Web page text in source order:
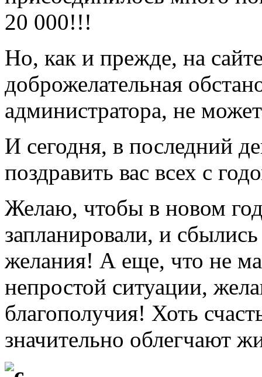
20 000!!!
Но, как и прежде, на
доброжелательная
администратора, не
И сегодня, в последний
поздравить вас всех с
Желаю, чтобы в новом
запланировали, и
желания! А еще, что не
непростой ситуации,
благополучия! Хоть
значительно облегчают